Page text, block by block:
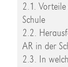
2.1.
Schule
2.2.
AR in der
2.3. In